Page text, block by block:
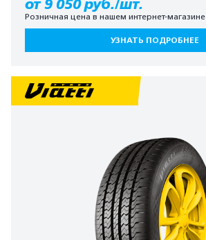
от 9 050 руб./шт.
Розничная цена в нашем интернет-магазине
УЗНАТЬ ПОДРОБНЕЕ